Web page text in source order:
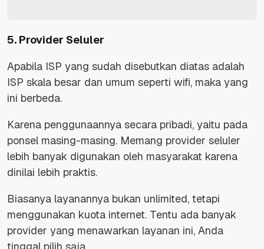
5. Provider Seluler
Apabila ISP yang sudah disebutkan diatas adalah
ISP skala besar dan umum seperti wifi, maka yang
ini berbeda.
Karena penggunaannya secara pribadi, yaitu pada
ponsel masing-masing. Memang provider seluler
lebih banyak digunakan oleh masyarakat karena
dinilai lebih praktis.
Biasanya layanannya bukan unlimited, tetapi
menggunakan kuota internet. Tentu ada banyak
provider yang menawarkan layanan ini, Anda